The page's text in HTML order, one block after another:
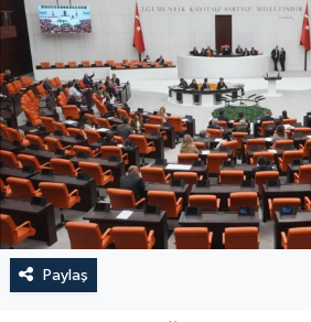
Paylaş